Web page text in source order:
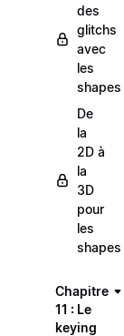
des
glitchs
avec
les
shapes
De
la
2D à
la
3D
pour
les
shapes
Chapitre
11 : Le
keying